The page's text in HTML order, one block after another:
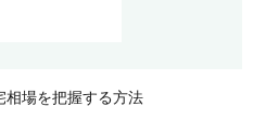
相場を把握する方法